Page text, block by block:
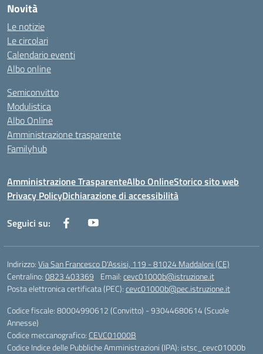
Novità
Le notizie
Le circolari
Calendario eventi
Albo online
Semiconvitto
Modulistica
Albo Online
Amministrazione trasparente
Familyhub
Amministrazione TrasparenteAlbo OnlineStorico sito web
Privacy PolicyDichiarazione di accessibilità
Seguici su:
Indirizzo:Via San Francesco D'Assisi, 119 - 81024 Maddaloni (CE)
Centralino:0823 403369 Email:cevc01000b@istruzione.it
Posta elettronica certificata (PEC):cevc01000b@pec.istruzione.it
Codice fiscale: 80004990612 (Convitto) - 93044680614 (Scuole
Annesse)
Codice meccanografico: CEVC01000B
Codice Indice delle Pubbliche Amministrazioni (IPA): istsc_cevc01000b